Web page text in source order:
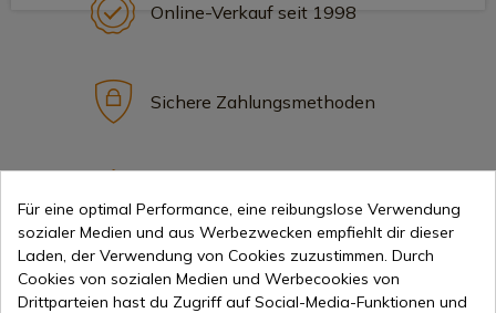
Online-Verkauf seit 1998
Sichere Zahlungsmethoden
Für eine optimal Performance, eine reibungslose Verwendung
sozialer Medien und aus Werbezwecken empfiehlt dir dieser
Laden, der Verwendung von Cookies zuzustimmen. Durch
Cookies von sozialen Medien und Werbecookies von
Drittparteien hast du Zugriff auf Social-Media-Funktionen und